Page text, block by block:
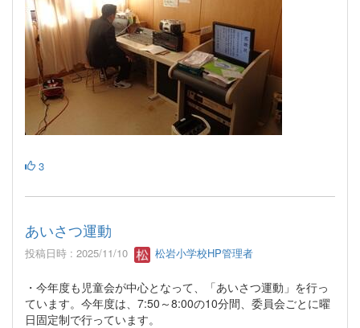
3
あいさつ運動
投稿日時 : 2025/11/10 松岩小学校HP管理者
・今年度も児童会が中心となって、「あいさつ運動」を行っ
ています。今年度は、7:50～8:00の10分間、委員会ごとに曜
日固定制で行っています。